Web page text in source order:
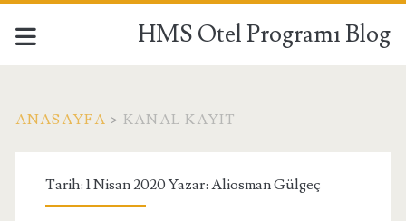
HMS Otel Programı Blog
ANASAYFA > KANAL KAYIT
Etiket:
Tarih: 1 Nisan 2020 Yazar: Aliosman Gülgeç